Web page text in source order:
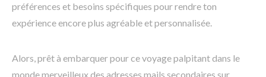
préférences et besoins spécifiques pour rendre ton
expérience encore plus agréable et personnalisée.
Alors, prêt à embarquer pour ce voyage palpitant dans le
monde merveilleux des adresses mails secondaires sur